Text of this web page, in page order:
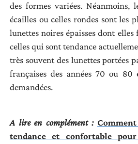
des formes variées. Néanmoins,
écailles ou celles rondes sont les
lunettes noires épaisses dont
celles qui sont tendance
très souvent des lunettes portées
françaises des années 70 ou
demandées.
A lire en complément :
tendance et confortable